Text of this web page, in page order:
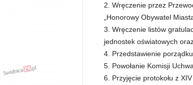
Wręczenie przez
„Honorowy Obywatel
Wręczenie listów
jednostek oświatowych
Przedstawienie
Powołanie Komisji
Przyjęcie protokołu z